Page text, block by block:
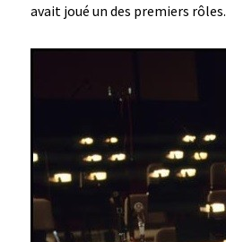
avait joué un des premiers rôles.